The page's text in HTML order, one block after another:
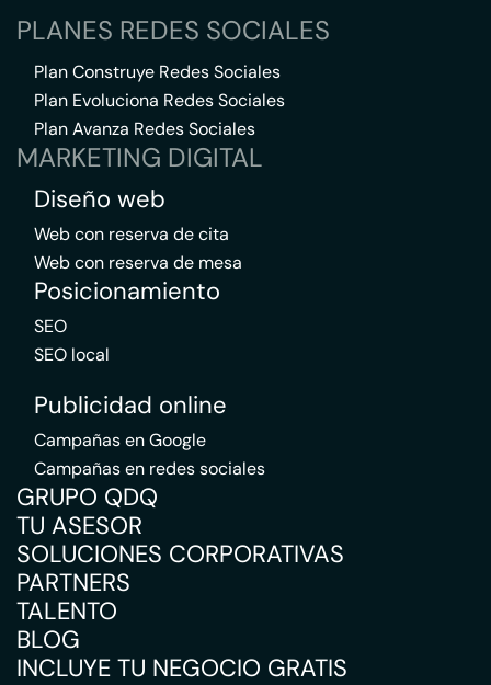
PLANES REDES SOCIALES
Plan Construye Redes Sociales
Plan Evoluciona Redes Sociales
Plan Avanza Redes Sociales
MARKETING DIGITAL
Diseño web
Web con reserva de cita
Web con reserva de mesa
Posicionamiento
SEO
SEO local
Publicidad online
Campañas en Google
Campañas en redes sociales
GRUPO QDQ
TU ASESOR
SOLUCIONES CORPORATIVAS
PARTNERS
TALENTO
BLOG
INCLUYE TU NEGOCIO GRATIS